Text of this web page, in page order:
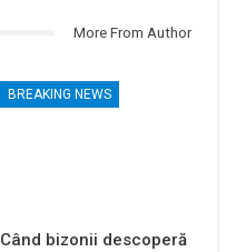
More From Author
BREAKING NEWS
Când bizonii descoperă